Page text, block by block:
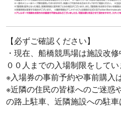
【必ずご確認ください】
・現在、船橋競馬場は施設改
００人までの入場制限をしてい
※入場券の事前予約や事前購入
※近隣の住民の皆様へのご迷惑
の路上駐車、近隣施設への駐車